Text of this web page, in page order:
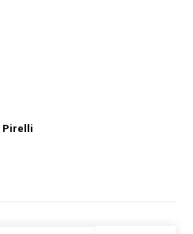
Pirelli